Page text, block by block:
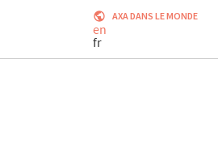
AXA DANS LE MONDE
en
fr